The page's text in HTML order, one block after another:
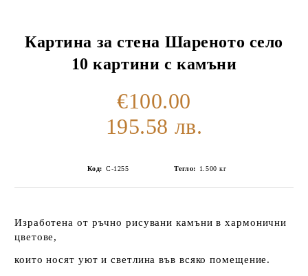
Картина за стена Шареното село
10 картини с камъни
€100.00
195.58 лв.
Код: С-1255 Тегло: 1.500 кг
Изработена от ръчно рисувани камъни в хармонични
цветове,
които носят уют и светлина във всяко помещение.